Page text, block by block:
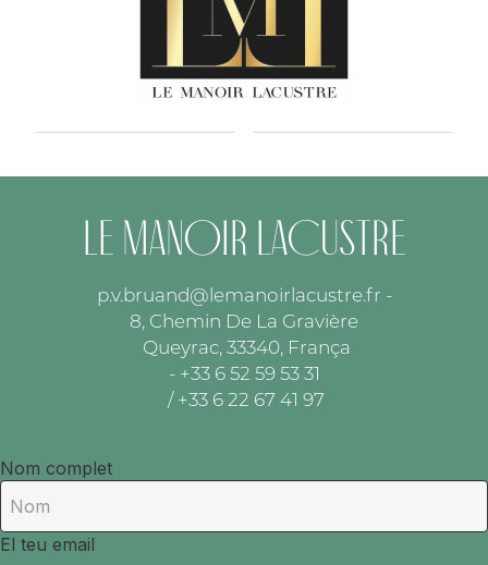
Le Manoir Lacustre
p.v.bruand@lemanoirlacustre.fr -
8, Chemin De La Gravière
Queyrac, 33340, França
- +33 6 52 59 53 31
/ +33 6 22 67 41 97
Nom complet
El teu email